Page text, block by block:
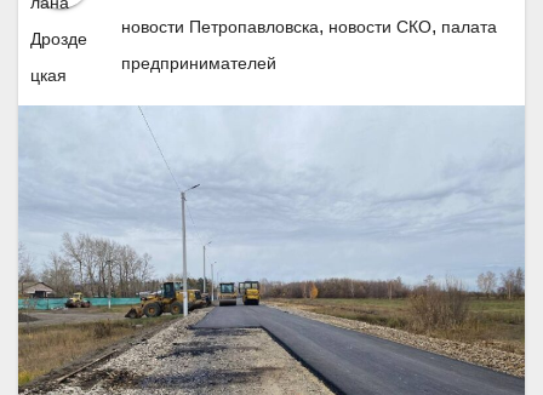
новости Петропавловска, новости СКО, палата
предпринимателей